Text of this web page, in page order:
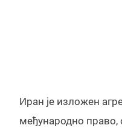
Иран је изложен
међународно